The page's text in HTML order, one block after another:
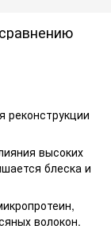
реконструкции
высоких
блеска и
волокон.